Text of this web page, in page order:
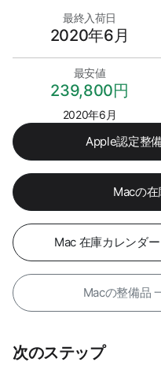
最終入荷日
2020年6月
最安値
239,800円
2020年6月
Apple認定整
Macの
Mac 在庫カレンダ
Macの整備品
次のステップ